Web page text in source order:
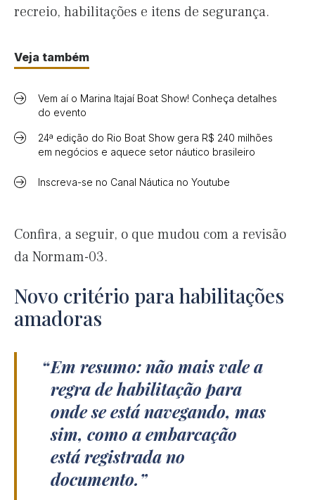
recreio, habilitações e itens de segurança.
Veja também
Vem aí o Marina Itajaí Boat Show! Conheça detalhes
do evento
24ª edição do Rio Boat Show gera R$ 240 milhões
em negócios e aquece setor náutico brasileiro
Inscreva-se no Canal Náutica no Youtube
Confira, a seguir, o que mudou com a revisão
da Normam-03.
Novo critério para habilitações
amadoras
Em resumo: não mais vale a
regra de habilitação para
onde se está navegando, mas
sim, como a embarcação
está registrada no
documento.